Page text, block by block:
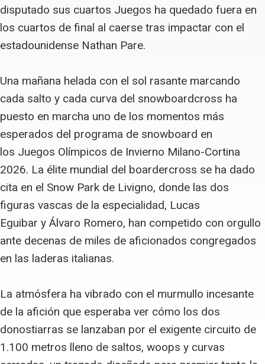
disputado sus cuartos Juegos ha quedado fuera en
los cuartos de final al caerse tras impactar con el
estadounidense Nathan Pare.
Una mañana helada con el sol rasante marcando
cada salto y cada curva del snowboardcross ha
puesto en marcha uno de los momentos más
esperados del programa de snowboard en
los Juegos Olímpicos de Invierno Milano-Cortina
2026. La élite mundial del boardercross se ha dado
cita en el Snow Park de Livigno, donde las dos
figuras vascas de la especialidad, Lucas
Eguibar y Álvaro Romero, han competido con orgullo
ante decenas de miles de aficionados congregados
en las laderas italianas.
La atmósfera ha vibrado con el murmullo incesante
de la afición que esperaba ver cómo los dos
donostiarras se lanzaban por el exigente circuito de
1.100 metros lleno de saltos, woops y curvas